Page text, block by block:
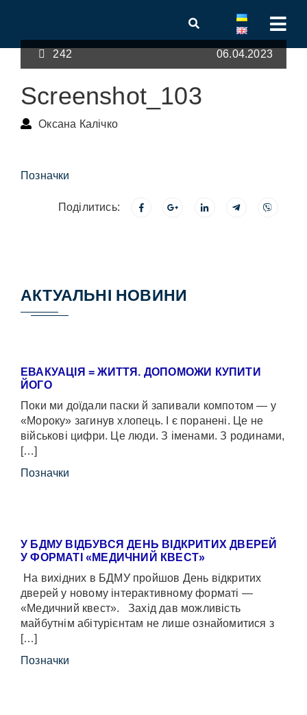
242 06.04.2023
Screenshot_103
Оксана Калічко
Позначки
Поділитись:
АКТУАЛЬНІ НОВИНИ
ЕВАКУАЦІЯ = ЖИТТЯ. ДОПОМОЖИ КУПИТИ
ЙОГО
Поки ми доїдали паски й запивали компотом — у
«Мороку» загинув хлопець. І є поранені. Це не
військові цифри. Це люди. З іменами. З родинами,
[…]
Позначки
У БДМУ ВІДБУВСЯ ДЕНЬ ВІДКРИТИХ ДВЕРЕЙ
У ФОРМАТІ «МЕДИЧНИЙ КВЕСТ»
На вихідних в БДМУ пройшов День відкритих
дверей у новому інтерактивному форматі —
«Медичний квест». Захід дав можливість
майбутнім абітурієнтам не лише ознайомитися з
[…]
Позначки